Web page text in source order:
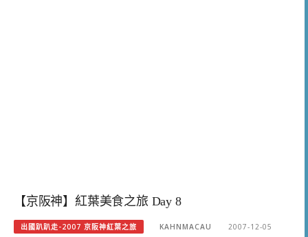
【京阪神】紅葉美食之旅 Day 8
出國趴趴走-2007 京阪神紅葉之旅 KAHNMACAU
2007-12-05